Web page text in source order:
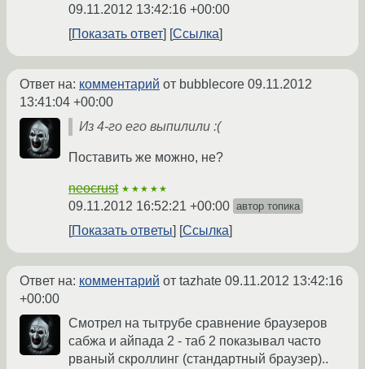
09.11.2012 13:42:16 +00:00
Показать ответ
Ссылка
Ответ на: комментарий от bubblecore 09.11.2012
13:41:04 +00:00
Из 4-го его выпилили :(
Поставить же можно, не?
neocrust ★★★★★
09.11.2012 16:52:21 +00:00 автор топика
Показать ответы Ссылка
Ответ на: комментарий от tazhate 09.11.2012 13:42:16
+00:00
Смотрел на тытрубе сравнение браузеров
сабжа и айпада 2 - таб 2 показывал часто
рваный скроллинг (стандартный браузер)..